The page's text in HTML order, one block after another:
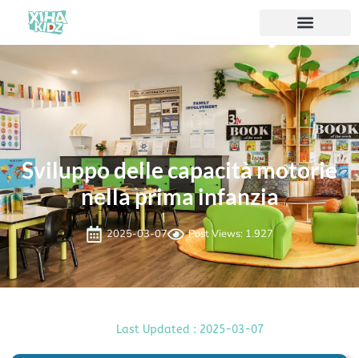
Sviluppo delle capacità motorie
nella prima infanzia
2025-03-07 Post Views: 1.927
Last Updated : 2025-03-07